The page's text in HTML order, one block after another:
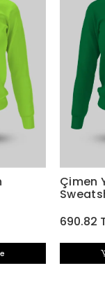
Çimen
690.82